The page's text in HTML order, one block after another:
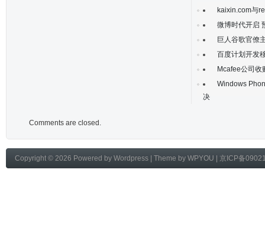
kaixin.com与
微博时代开启
巨人谷歌官僚
百度计划开发
Mcafee公司收
Windows
决
Comments are closed.
Copyright © 2026 Powered by Wordpress | Theme by WPYOU 京ICP备